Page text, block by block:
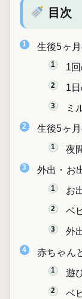
目次
生後5ヶ
1
1
ミ
生後5ヶ
夜
外出・お
お
ベ
外
赤ちゃん
遊
ベ